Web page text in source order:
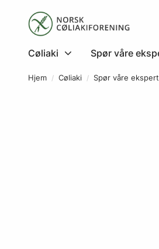
Cøliaki Spør våre
Hjem Cøliaki Spør våre